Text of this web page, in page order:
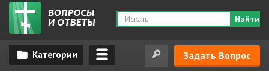
Найти
Задать Вопрос